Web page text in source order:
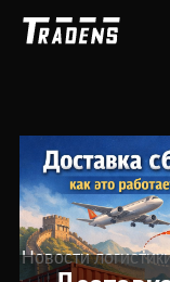
Новости